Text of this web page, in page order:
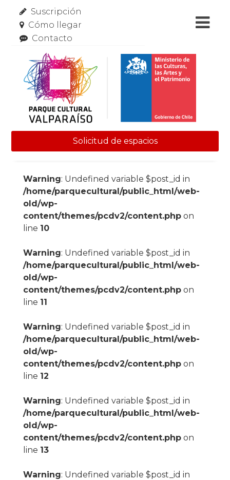
Suscripción
Cómo llegar
Contacto
Solicitud de espacios
Warning: Undefined variable $post_id in
/home/parquecultural/public_html/web-
old/wp-
content/themes/pcdv2/content.phpon
line 10
Warning: Undefined variable $post_id in
/home/parquecultural/public_html/web-
old/wp-
content/themes/pcdv2/content.phpon
line 11
Warning: Undefined variable $post_id in
/home/parquecultural/public_html/web-
old/wp-
content/themes/pcdv2/content.phpon
line 12
Warning: Undefined variable $post_id in
/home/parquecultural/public_html/web-
old/wp-
content/themes/pcdv2/content.phpon
line 13
Warning: Undefined variable $post_id in